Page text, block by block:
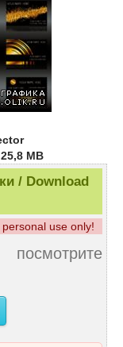
MB
/ Download
use only!